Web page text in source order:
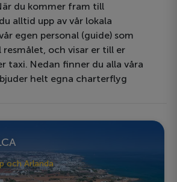
du kommer fram till
alltid upp av vår lokala
egen personal (guide) som
och visar er till er
taxi. Nedan finner du alla våra
helt egna charterflyg
och Arlanda